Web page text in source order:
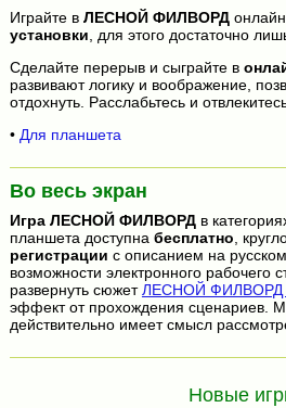
Играйте в ЛЕСНОЙ ФИЛВОРДонлайн
установки , для этого достаточно
Сделайте перерыв и сыграйте в
развивают логику и воображение,
отдохнуть. Расслабьтесь и
• Для планшета
Во весь экран
Игра ЛЕСНОЙ ФИЛВОРДв
планшета доступна бесплатно,
регистрации с описанием на
возможности электронного рабочего
развернуть сюжетЛЕСНОЙ ФИЛВОРД
эффект от прохождения сценариев.
действительно имеет смысл
Новые